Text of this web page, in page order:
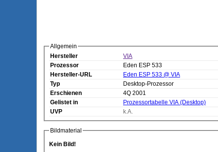
Allgemein
Hersteller
VIA
Prozessor
Eden ESP 533
Hersteller-URL
Eden ESP 533 @ VIA
Typ
Desktop-Prozessor
Erschienen
4Q 2001
Gelistet in
Prozessortabelle VIA (Desktop)
UVP
k.A.
Bildmaterial
Kein Bild!